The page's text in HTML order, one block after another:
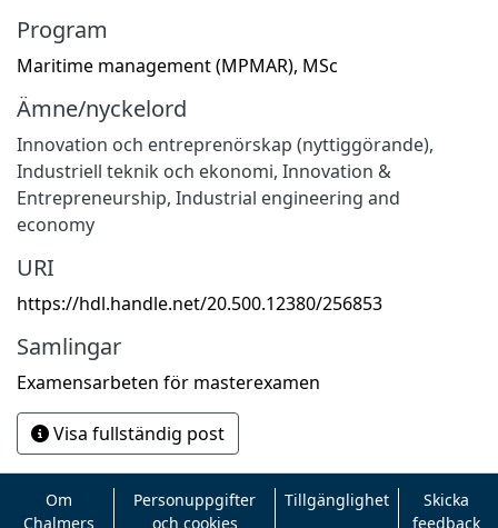
Program
Maritime management (MPMAR), MSc
Ämne/nyckelord
Innovation och entreprenörskap (nyttiggörande),
Industriell teknik och ekonomi, Innovation &
Entrepreneurship, Industrial engineering and
economy
URI
https://hdl.handle.net/20.500.12380/256853
Samlingar
Examensarbeten för masterexamen
Visa fullständig post
Om
Chalmers
Personuppgifter
och cookies
Tillgänglighet
Skicka
feedback